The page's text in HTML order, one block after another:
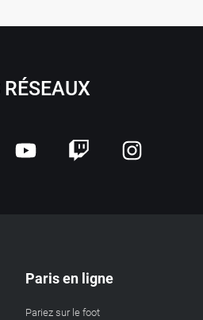
Paris en ligne
Pariez sur le foot